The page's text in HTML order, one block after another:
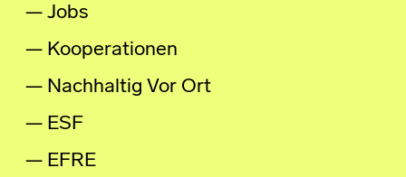
Jobs
Kooperationen
Nachhaltig Vor Ort
ESF
EFRE